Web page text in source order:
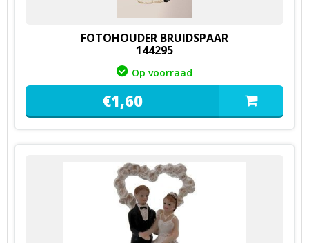
FOTOHOUDER BRUIDSPAAR
144295
Op voorraad
€1,60